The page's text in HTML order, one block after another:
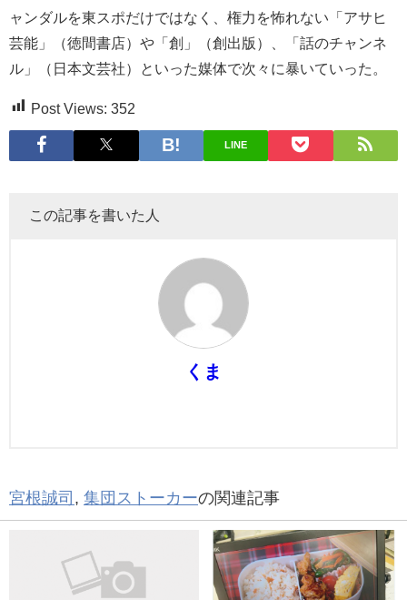
ャンダルを東スポだけではなく、権力を怖れない「アサヒ
芸能」（徳間書店）や「創」（創出版）、「話のチャンネ
ル」（日本文芸社）といった媒体で次々に暴いていった。
Post Views: 352
LINE
この記事を書いた人
くま
宮根誠司 , 集団ストーカーの関連記事